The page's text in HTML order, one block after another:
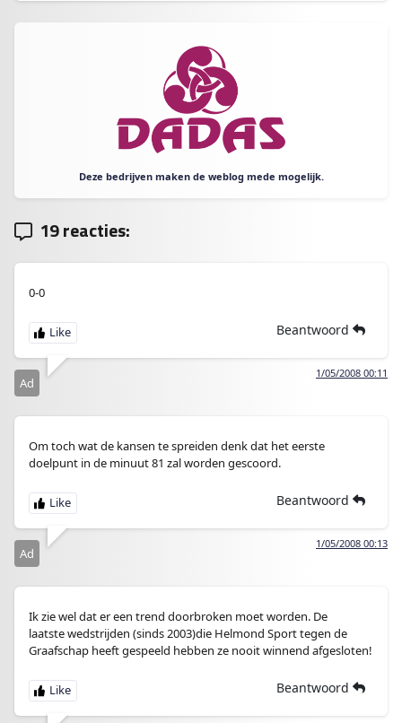
Deze bedrijven maken de weblog mede mogelijk.
19 reacties:
0-0
Beantwoord
1/05/2008 00:11
Ad
Om toch wat de kansen te spreiden denk dat het eerste
doelpunt in de minuut 81 zal worden gescoord.
Beantwoord
1/05/2008 00:13
Ad
Ik zie wel dat er een trend doorbroken moet worden. De
laatste wedstrijden (sinds 2003)die Helmond Sport tegen de
Graafschap heeft gespeeld hebben ze nooit winnend afgesloten!
Beantwoord